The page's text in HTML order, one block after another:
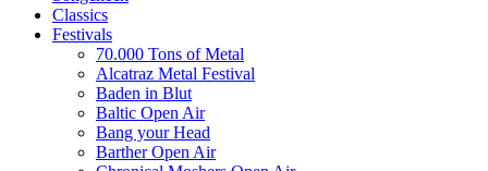
Classics
Festivals
70.000 Tons of Metal
Alcatraz Metal Festival
Baden in Blut
Baltic Open Air
Bang your Head
Barther Open Air